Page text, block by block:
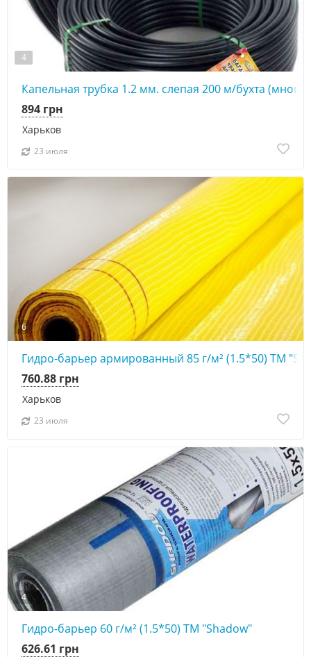
4
Капельная трубка 1.2 мм. слепая 200 м/бухта
Харьков
894 грн
23 июля
6
Гидро-барьер армированный 85 г/м² (1.5*50) ТМ
Харьков
760.88 грн
23 июля
4
Гидро-барьер 60 г/м² (1.5*50) ТМ "Shadow"
626.61 грн